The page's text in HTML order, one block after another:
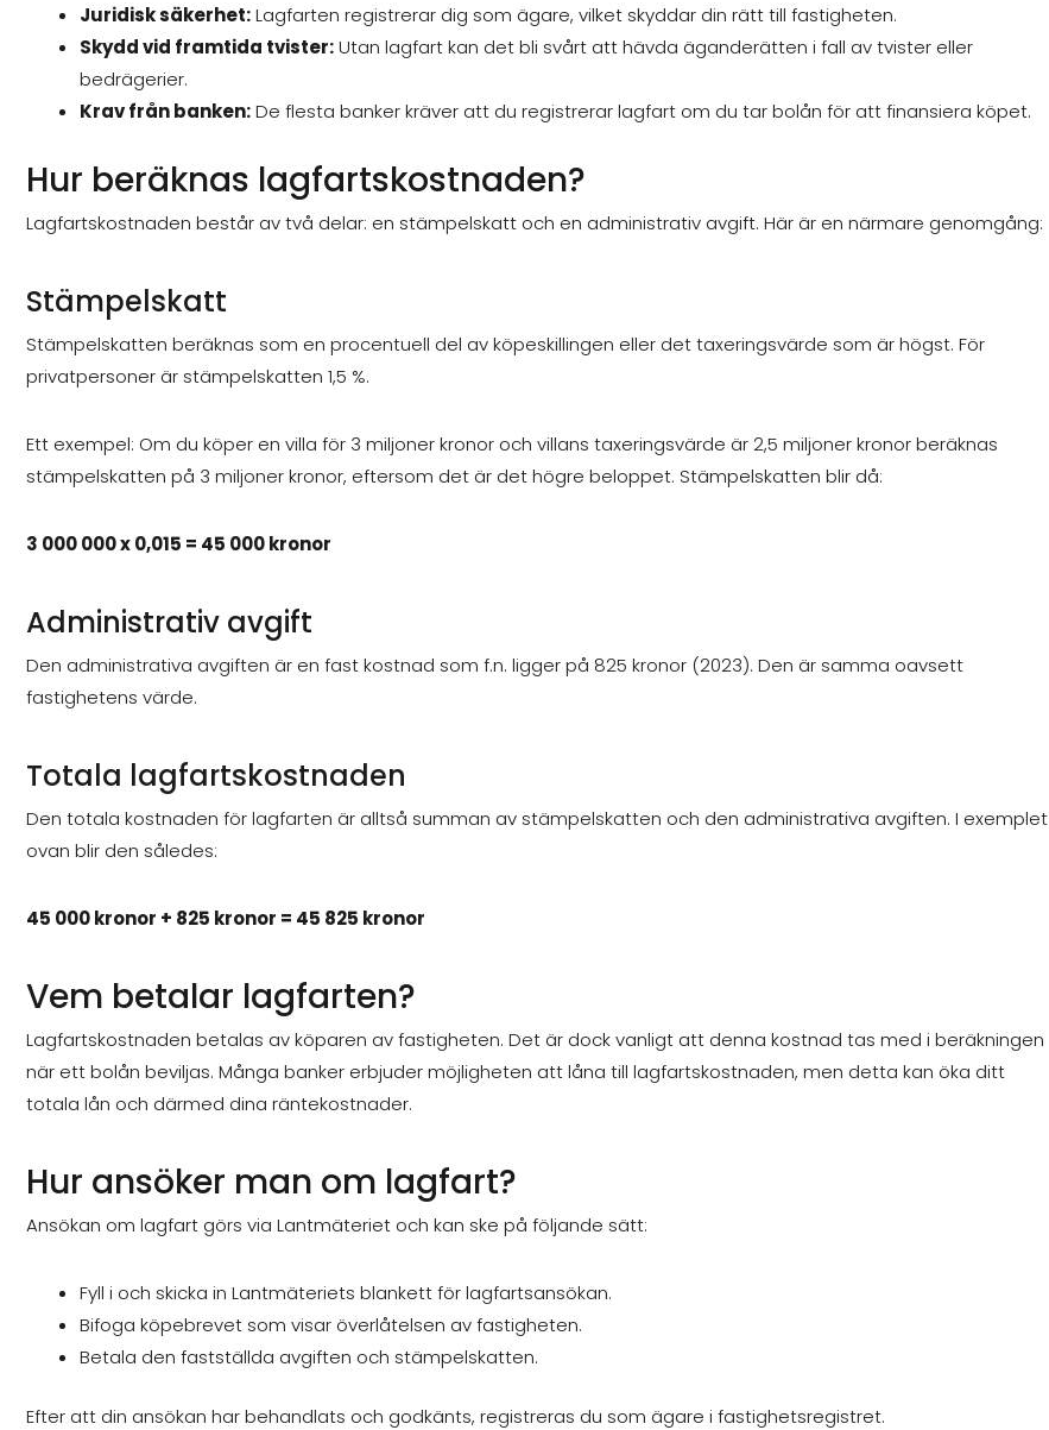
Juridisk säkerhet:Lagfarten registrerar dig som ägare, vilket skyddar din rätt till fastigheten.
Skydd vid framtida tvister:Utan lagfart kan det bli svårt att hävda äganderätten i fall av tvister eller
bedrägerier.
Krav från banken:De flesta banker kräver att du registrerar lagfart om du tar bolån för att finansiera köpet.
Hur beräknas lagfartskostnaden?
Lagfartskostnaden består av två delar: en stämpelskatt och en administrativ avgift. Här är en närmare genomgång:
Stämpelskatt
Stämpelskatten beräknas som en procentuell del av köpeskillingen eller det taxeringsvärde som är högst. För
privatpersoner är stämpelskatten 1,5 %.
Ett exempel: Om du köper en villa för 3 miljoner kronor och villans taxeringsvärde är 2,5 miljoner kronor beräknas
stämpelskatten på 3 miljoner kronor, eftersom det är det högre beloppet. Stämpelskatten blir då:
3 000 000 x 0,015 = 45 000 kronor
Administrativ avgift
Den administrativa avgiften är en fast kostnad som f.n. ligger på 825 kronor (2023). Den är samma oavsett
fastighetens värde.
Totala lagfartskostnaden
Den totala kostnaden för lagfarten är alltså summan av stämpelskatten och den administrativa avgiften. I exemplet
ovan blir den således:
45 000 kronor + 825 kronor = 45 825 kronor
Vem betalar lagfarten?
Lagfartskostnaden betalas av köparen av fastigheten. Det är dock vanligt att denna kostnad tas med i beräkningen
när ett bolån beviljas. Många banker erbjuder möjligheten att låna till lagfartskostnaden, men detta kan öka ditt
totala lån och därmed dina räntekostnader.
Hur ansöker man om lagfart?
Ansökan om lagfart görs via Lantmäteriet och kan ske på följande sätt:
Fyll i och skicka in Lantmäteriets blankett för lagfartsansökan.
Bifoga köpebrevet som visar överlåtelsen av fastigheten.
Betala den fastställda avgiften och stämpelskatten.
Efter att din ansökan har behandlats och godkänts, registreras du som ägare i fastighetsregistret.